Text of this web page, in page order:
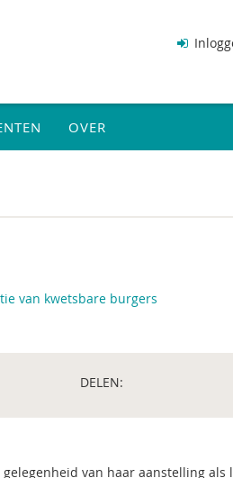
OVER
van kwetsbare burgers
DELEN:
van haar aanstelling